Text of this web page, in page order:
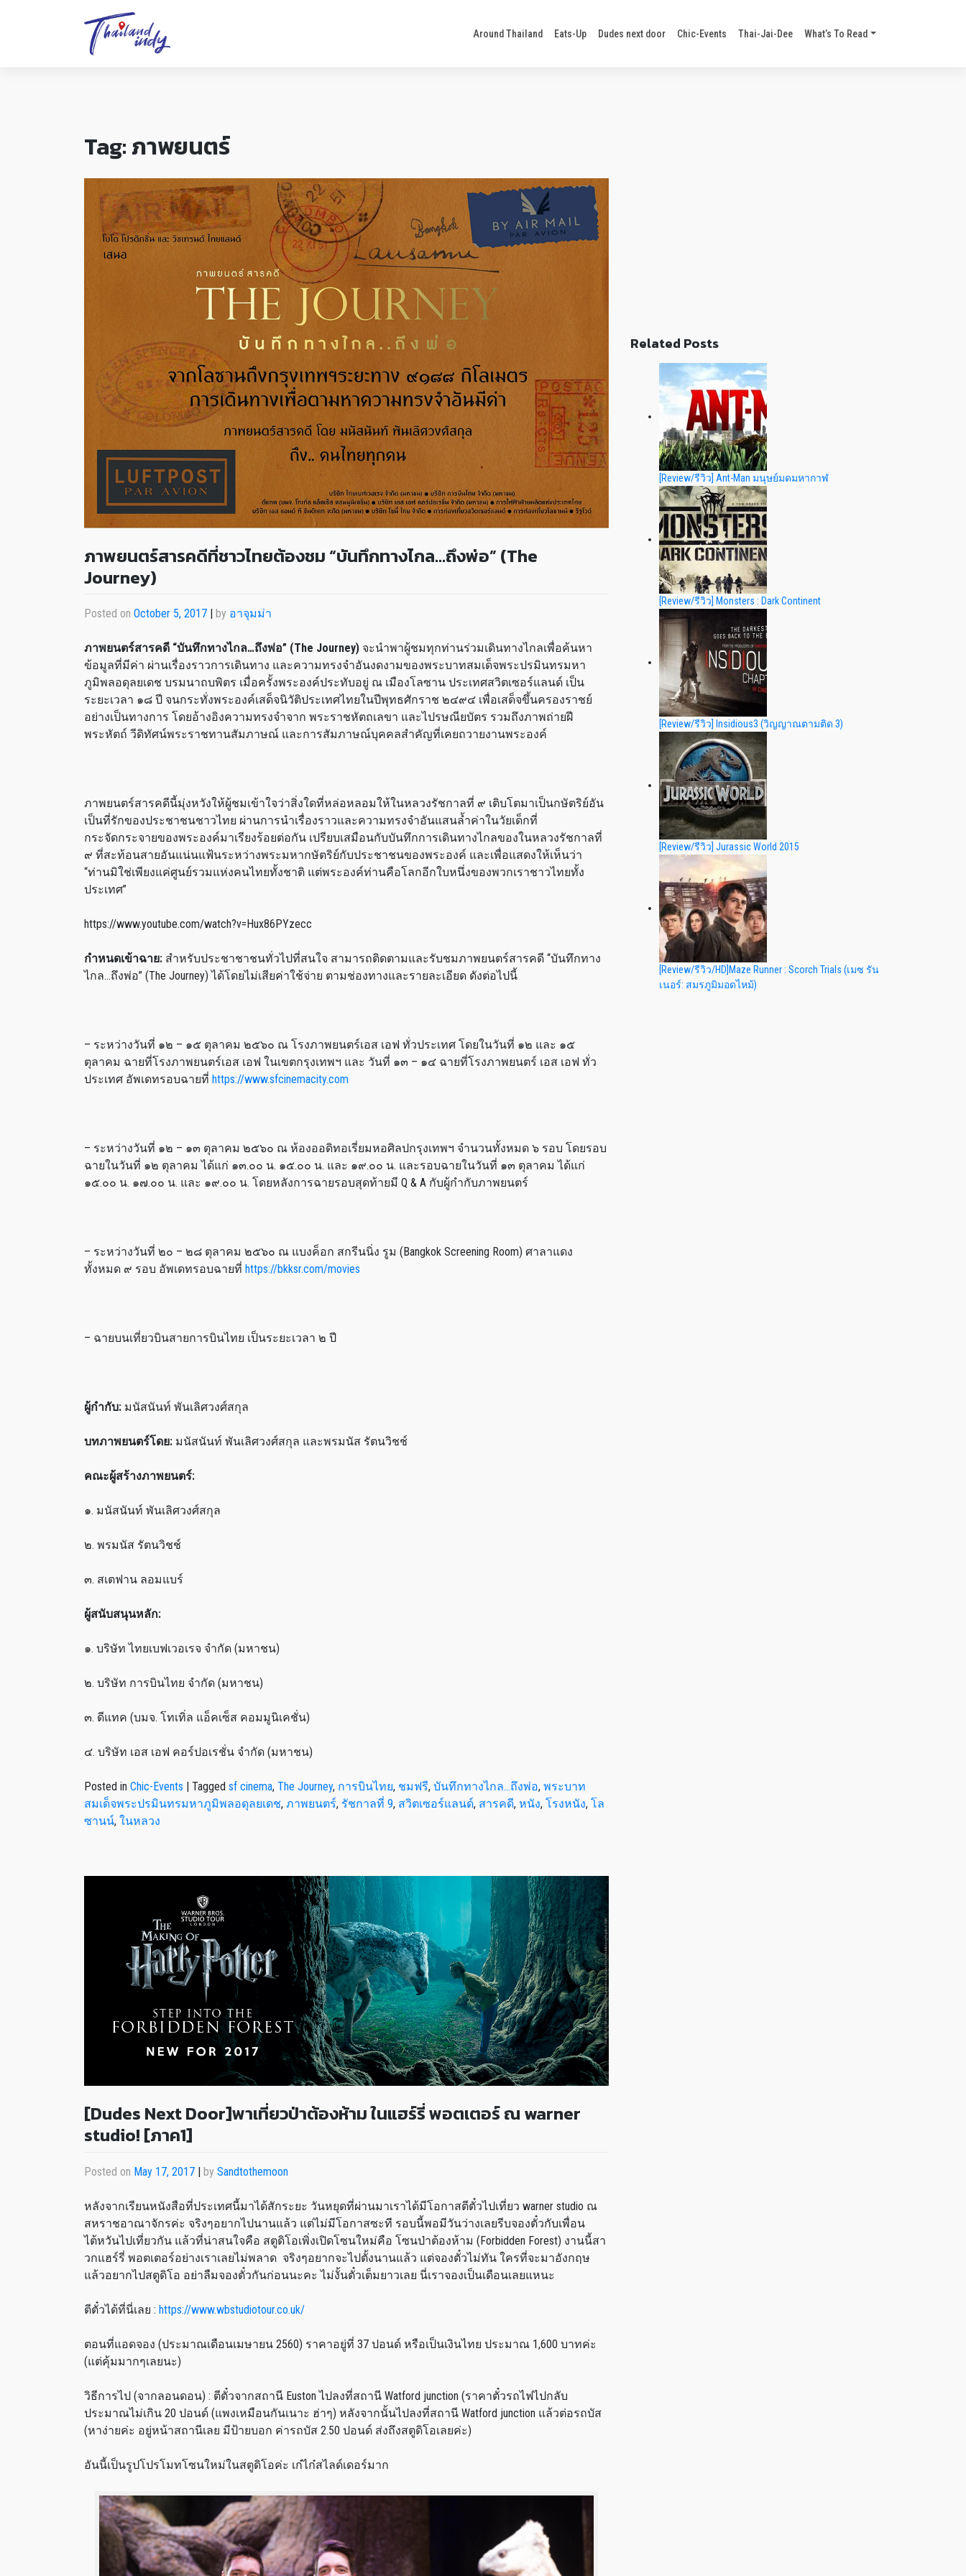
Around Thailand Eats-Up Dudes next door Chic-Events Thai-Jai-Dee What’s To Read
Tag:ภาพยนตร์
ภาพยนตร์สารคดีที่ชาวไทยต้องชม “บันทึกทางไกล…ถึงพ่อ” (The
Journey)
Posted on October 5, 2017 by อาจุมม่า
ภาพยนตร์สารคดี “บันทึกทางไกล…ถึงพ่อ” (The Journey) จะนำพาผู้ชมทุกท่านร่วมเดินทางไกลเพื่อค้นหา
ข้อมูลที่มีค่า ผ่านเรื่องราวการเดินทาง และความทรงจำอันงดงามของพระบาทสมเด็จพระปรมินทรมหา
ภูมิพลอดุลยเดช บรมนาถบพิตร เมื่อครั้งพระองค์ประทับอยู่ ณ เมืองโลซาน ประเทศสวิตเซอร์แลนด์ เป็น
ระยะเวลา ๑๘ ปี จนกระทั่งพระองค์เสด็จนิวัติประเทศไทยในปีพุทธศักราช ๒๔๙๔ เพื่อเสด็จขึ้นครองราชย์
อย่างเป็นทางการ โดยอ้างอิงความทรงจำจาก พระราชหัตถเลขา และไปรษณียบัตร รวมถึงภาพถ่ายฝี
พระหัตถ์ วีดิทัศน์พระราชทานสัมภาษณ์ และการสัมภาษณ์บุคคลสำคัญที่เคยถวายงานพระองค์
ภาพยนตร์สารคดีนี้มุ่งหวังให้ผู้ชมเข้าใจว่าสิ่งใดที่หล่อหลอมให้ในหลวงรัชกาลที่ ๙ เติบโตมาเป็นกษัตริย์อัน
เป็นที่รักของประชาชนชาวไทย ผ่านการนำเรื่องราวและความทรงจำอันแสนล้ำค่าในวัยเด็กที่
กระจัดกระจายของพระองค์มาเรียงร้อยต่อกัน เปรียบเสมือนกับบันทึกการเดินทางไกลของในหลวงรัชกาลที่
๙ ที่สะท้อนสายอันแน่นแฟ้นระหว่างพระมหากษัตริย์กับประชาชนของพระองค์ และเพื่อแสดงให้เห็นว่า
“ท่านมิใช่เพียงแค่ศูนย์รวมแห่งคนไทยทั้งชาติ แต่พระองค์ท่านคือโลกอีกใบหนึ่งของพวกเราชาวไทยทั้ง
ประเทศ”
https://www.youtube.com/watch?v=Hux86PYzecc
กำหนดเข้าฉาย: สำหรับประชาชาชนทั่วไปที่สนใจ สามารถติดตามและรับชมภาพยนตร์สารคดี “บันทึกทาง
ไกล…ถึงพ่อ” (The Journey) ได้โดยไม่เสียค่าใช้จ่าย ตามช่องทางและรายละเอียด ดังต่อไปนี้
– ระหว่างวันที่ ๑๒ – ๑๕ ตุลาคม ๒๕๖๐ ณ โรงภาพยนตร์เอส เอฟ ทั่วประเทศ โดยในวันที่ ๑๒ และ ๑๕
ตุลาคม ฉายที่โรงภาพยนตร์เอส เอฟ ในเขตกรุงเทพฯ และ วันที่ ๑๓ – ๑๔ ฉายที่โรงภาพยนตร์ เอส เอฟ ทั่ว
ประเทศ อัพเดทรอบฉายที่ https://www.sfcinemacity.com
– ระหว่างวันที่ ๑๒ – ๑๓ ตุลาคม ๒๕๖๐ ณ ห้องออดิทอเรี่ยมหอศิลปกรุงเทพฯ จำนวนทั้งหมด ๖ รอบ โดยรอบ
ฉายในวันที่ ๑๒ ตุลาคม ได้แก่ ๑๓.๐๐ น. ๑๕.๐๐ น. และ ๑๙.๐๐ น. และรอบฉายในวันที่ ๑๓ ตุลาคม ได้แก่
๑๕.๐๐ น. ๑๗.๐๐ น. และ ๑๙.๐๐ น. โดยหลังการฉายรอบสุดท้ายมี Q & A กับผู้กำกับภาพยนตร์
– ระหว่างวันที่ ๒๐ – ๒๘ ตุลาคม ๒๕๖๐ ณ แบงค็อก สกรีนนิ่ง รูม (Bangkok Screening Room) ศาลาแดง
ทั้งหมด ๙ รอบ อัพเดทรอบฉายที่ https://bkksr.com/movies
– ฉายบนเที่ยวบินสายการบินไทย เป็นระยะเวลา ๒ ปี
ผู้กำกับ: มนัสนันท์ พันเลิศวงศ์สกุล
บทภาพยนตร์โดย: มนัสนันท์ พันเลิศวงศ์สกุล และพรมนัส รัตนวิชช์
คณะผู้สร้างภาพยนตร์:
๑. มนัสนันท์ พันเลิศวงศ์สกุล
๒. พรมนัส รัตนวิชช์
๓. สเตฟาน ลอมแบร์
ผู้สนับสนุนหลัก:
๑. บริษัท ไทยเบฟเวอเรจ จำกัด (มหาชน)
๒. บริษัท การบินไทย จำกัด (มหาชน)
๓. ดีแทค (บมจ. โทเทิ่ล แอ็คเซ็ส คอมมูนิเคชั่น)
๔. บริษัท เอส เอฟ คอร์ปอเรชั่น จำกัด (มหาชน)
Posted in Chic-Events Tagged sf cinema, The Journey, การบินไทย, ชมฟรี, บันทึกทางไกล...ถึงพ่อ, พระบาท
สมเด็จพระปรมินทรมหาภูมิพลอดุลยเดช, ภาพยนตร์, รัชกาลที่ 9, สวิตเซอร์แลนด์, สารคดี, หนัง, โรงหนัง, โล
ซานน์, ในหลวง
[Dudes Next Door]พาเที่ยวป่าต้องห้าม ในแฮร์รี่ พอตเตอร์ ณ warner
studio! [ภาค1]
Posted on May 17, 2017 | by Sandtothemoon
หลังจากเรียนหนังสือที่ประเทศนี้มาได้สักระยะ วันหยุดที่ผ่านมาเราได้มีโอกาสตีตั๋วไปเที่ยว warner studio ณ
สหราชอาณาจักรค่ะ จริงๆอยากไปนานแล้ว แต่ไม่มีโอกาสซะที รอบนี้พอมีวันว่างเลยรีบจองตั๋วกับเพื่อน
ไต้หวันไปเที่ยวกัน แล้วที่น่าสนใจคือ สตูดิโอเพิ่งเปิดโซนใหม่คือ โซนป่าต้องห้าม (Forbidden Forest) งานนี้สา
วกแฮร์รี่ พอตเตอร์อย่างเราเลยไม่พลาด จริงๆอยากจะไปตั้งนานแล้ว แต่จองตั๋วไม่ทัน ใครที่จะมาอังกฤษ
แล้วอยากไปสตูดิโอ อย่าลืมจองตั๋วกันก่อนนะคะ ไม่งั้นตั๋วเต็มยาวเลย นี่เราจองเป็นเดือนเลยแหนะ
ตีตั๋วได้ที่นี่เลย : https://www.wbstudiotour.co.uk/
ตอนที่แอดจอง (ประมาณเดือนเมษายน 2560) ราคาอยู่ที่ 37 ปอนด์ หรือเป็นเงินไทย ประมาณ 1,600 บาทค่ะ
(แต่คุ้มมากๆเลยนะ)
วิธีการไป (จากลอนดอน) : ตีตั๋วจากสถานี Euston ไปลงที่สถานี Watford junction (ราคาตั๋วรถไฟไปกลับ
ประมาณไม่เกิน 20 ปอนด์ (แพงเหมือนกันเนาะ ฮ่าๆ) หลังจากนั้นไปลงที่สถานี Watford junction แล้วต่อรถบัส
(หาง่ายค่ะ อยู่หน้าสถานีเลย มีป้ายบอก ค่ารถบัส 2.50 ปอนด์ ส่งถึงสตูดิโอเลยค่ะ)
อันนี้เป็นรูปโปรโมทโซนใหม่ในสตูดิโอค่ะ เก๋ไก๋สไลด์เดอร์มาก
Related Posts
[Review/รีวิว] Ant-Man มนุษย์มดมหากาฬ
[Review/รีวิว] Monsters : Dark Continent
[Review/รีวิว] Insidious3 (วิญญาณตามติด 3)
[Review/รีวิว] Jurassic World 2015
[Review/รีวิว/HD]Maze Runner : Scorch Trials (เมซ รัน
เนอร์: สมรภูมิมอดไหม้)